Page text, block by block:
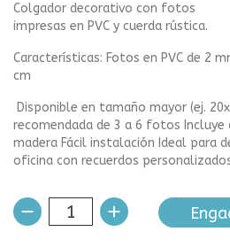
Colgador decorativo con fotos
impresas en PVC y cuerda rústica.
Características: Fotos en PVC de 2
cm
Disponible en tamaño mayor (ej.
recomendada de 3 a 6 fotos Incluye
madera Fácil instalación Ideal para
oficina con recuerdos